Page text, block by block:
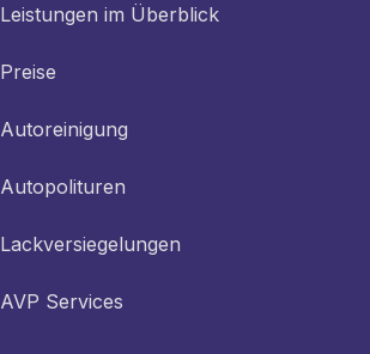
Leistungen im Überblick
Preise
Autoreinigung
Autopolituren
Lackversiegelungen
AVP Services